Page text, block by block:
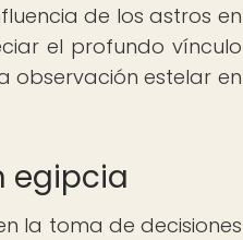
de los astros en
el profundo vínculo
observación estelar en
egipcia
la toma de decisiones